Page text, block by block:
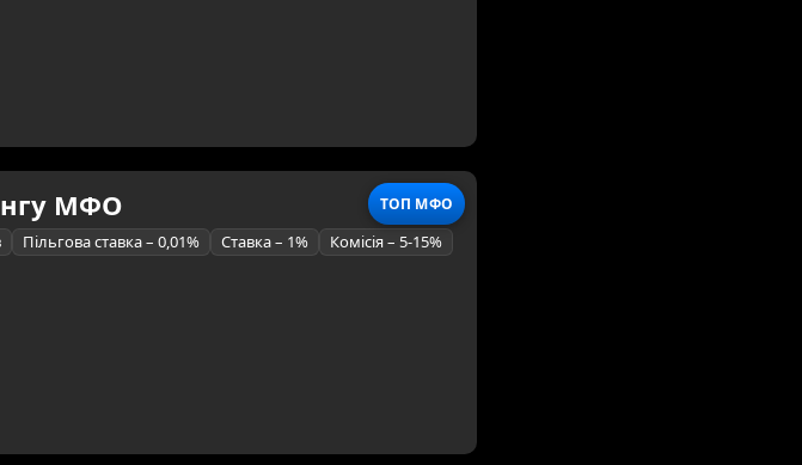
ТОП МФО
МФО
Пільгова ставка – 0,01% Ставка – 1% Комісія – 5-15%